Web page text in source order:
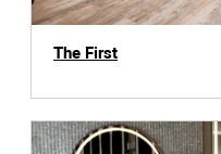
The First